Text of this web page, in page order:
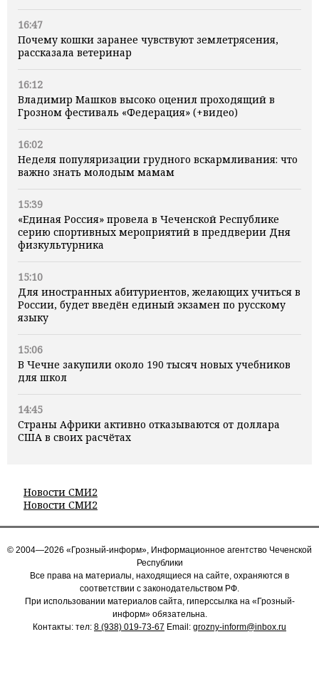
16:47
Почему кошки заранее чувствуют землетрясения,
рассказала ветеринар
16:12
Владимир Машков высоко оценил проходящий в
Грозном фестиваль «Федерация» (+видео)
16:02
Неделя популяризации грудного вскармливания: что
важно знать молодым мамам
15:39
«Единая Россия» провела в Чеченской Республике
серию спортивных мероприятий в преддверии Дня
физкультурника
15:10
Для иностранных абитуриентов, желающих учиться в
России, будет введён единый экзамен по русскому
языку
15:06
В Чечне закупили около 190 тысяч новых учебников
для школ
14:45
Страны Африки активно отказываются от доллара
США в своих расчётах
Новости СМИ2
Новости СМИ2
© 2004—2026 «Грозный-информ», Информационное агентство Чеченской
Республики
Все права на материалы, находящиеся на сайте, охраняются в
соответствии с законодательством РФ.
При использовании материалов сайта, гиперссылка на «Грозный-
информ» обязательна.
Контакты: тел: 8 (938) 019-73-67 Email: grozny-inform@inbox.ru